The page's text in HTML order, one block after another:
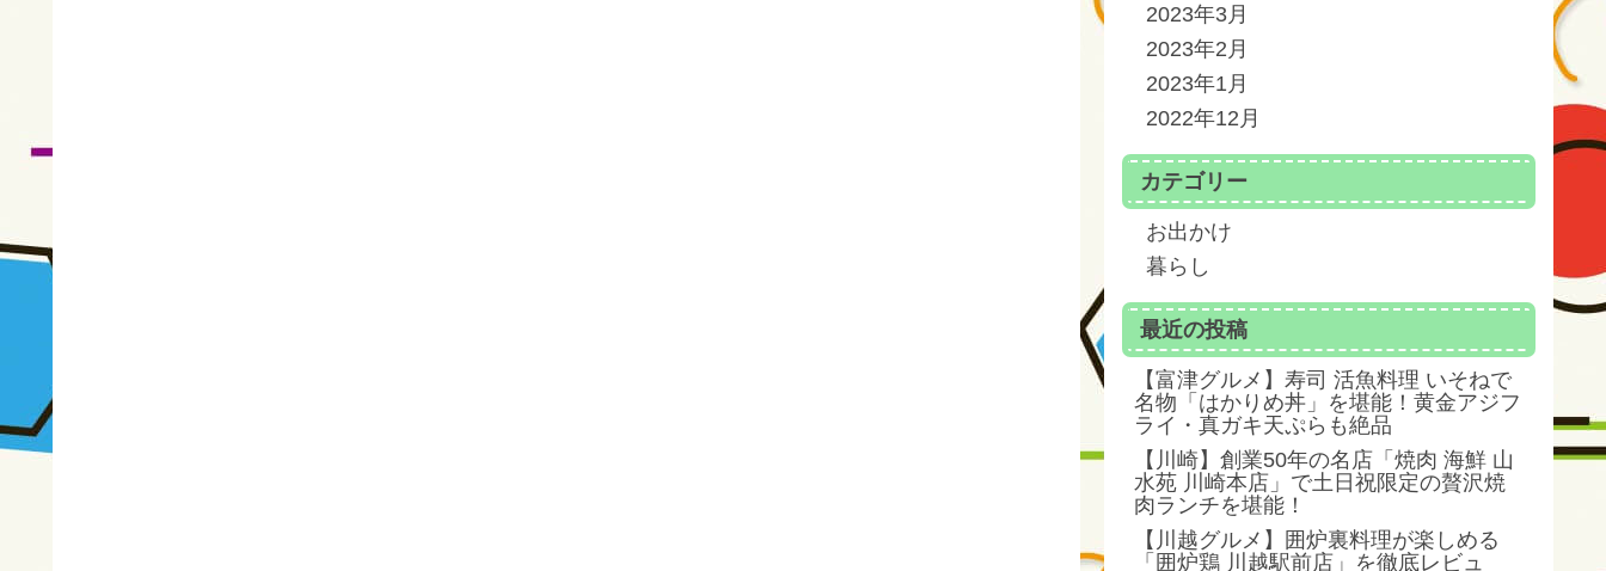
2023年3月
2023年2月
2023年1月
2022年12月
カテゴリー
お出かけ
暮らし
最近の投稿
【富津グルメ】寿司 活魚料理 いそねで
名物「はかりめ丼」を堪能！黄金アジフ
ライ・真ガキ天ぷらも絶品
【川崎】創業50年の名店「焼肉 海鮮 山
水苑 川崎本店」で土日祝限定の贅沢焼
肉ランチを堪能！
【川越グルメ】囲炉裏料理が楽しめる
「囲炉鶏 川越駅前店」を徹底レビュ